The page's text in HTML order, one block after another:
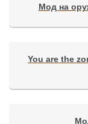
Мод на
You are the